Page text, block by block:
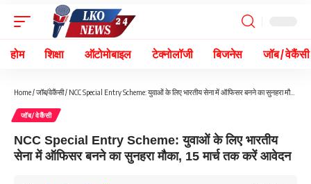
होम शिक्षा ऑटोमोबाइल टेक्नोलॉजी बिजनेस जॉब / वेकैंसी
Home/जॉब/वेकैंसी/ NCC Special Entry Scheme: युवाओं के लिए भारतीय सेना में ऑफिसर बनने का सुनहरा मौका, 15 मार्च तक करें आवेदन
जॉब/वेकैंसी
NCC Special Entry Scheme: युवाओं के लिए भारतीय
सेना में ऑफिसर बनने का सुनहरा मौका, 15 मार्च तक करें आवेदन